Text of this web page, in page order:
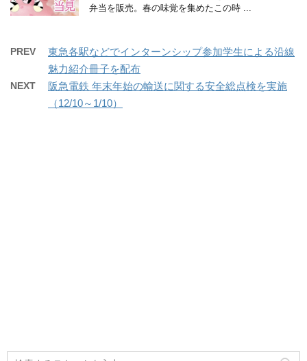
弁当を販売。春の味覚を集めたこの時 ...
PREV
東急各駅などでインターンシップ参加学生による沿線
魅力紹介冊子を配布
NEXT
阪急電鉄 年末年始の輸送に関する安全総点検を実施
（12/10～1/10）